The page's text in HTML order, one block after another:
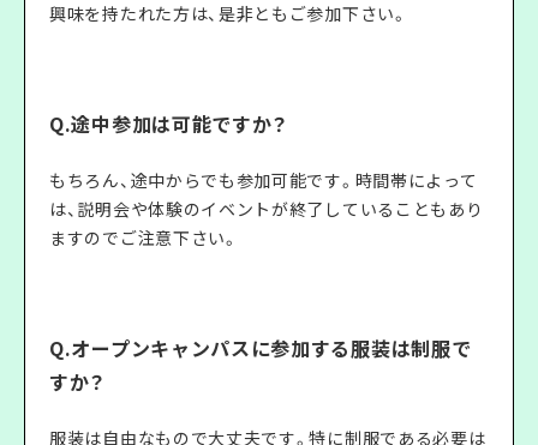
興味を持たれた方は、是非ともご参加下さい。
Q.途中参加は可能ですか？
もちろん、途中からでも参加可能です。時間帯によって
は、説明会や体験のイベントが終了していることもあり
ますのでご注意下さい。
Q.オープンキャンパスに参加する服装は制服で
すか？
服装は自由なもので大丈夫です。特に制服である必要は